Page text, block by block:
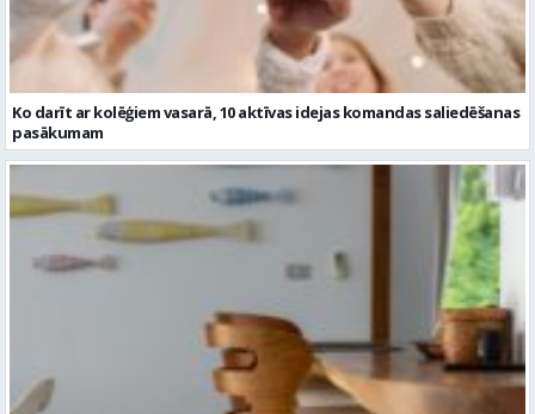
Ko darīt ar kolēģiem vasarā, 10 aktīvas idejas komandas saliedēšanas
pasākumam